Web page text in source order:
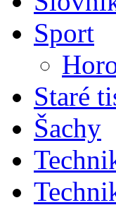
Sport
Staré
Šachy